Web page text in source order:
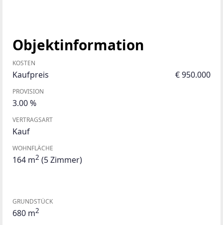
Objektinformation
KOSTEN
Kaufpreis € 950.000
PROVISION
3.00 %
VERTRAGSART
Kauf
WOHNFLÄCHE
164 m2 (5 Zimmer)
GRUNDSTÜCK
680 m2